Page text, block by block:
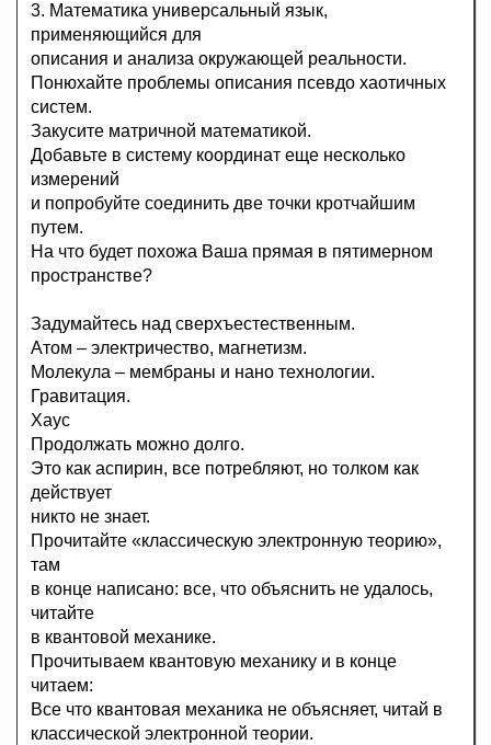
3. Математика универсальный язык,
применяющийся для
описания и анализа окружающей реальности.
Понюхайте проблемы описания псевдо хаотичных
систем.
Закусите матричной математикой.
Добавьте в систему координат еще несколько
измерений
и попробуйте соединить две точки кротчайшим
путем.
На что будет похожа Ваша прямая в пятимерном
пространстве?
Задумайтесь над сверхъестественным.
Атом – электричество, магнетизм.
Молекула – мембраны и нано технологии.
Гравитация.
Хаус
Продолжать можно долго.
Это как аспирин, все потребляют, но толком как
действует
никто не знает.
Прочитайте «классическую электронную теорию»,
там
в конце написано: все, что объяснить не удалось,
читайте
в квантовой механике.
Прочитываем квантовую механику и в конце
читаем:
Все что квантовая механика не объясняет, читай в
классической электронной теории.